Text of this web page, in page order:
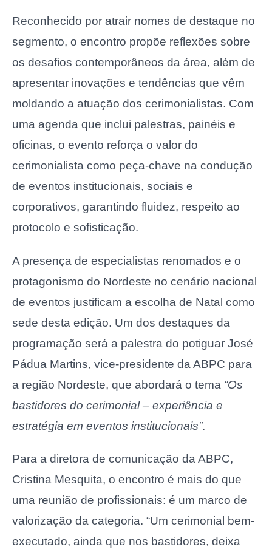
Reconhecido por atrair nomes de destaque no
segmento, o encontro propõe reflexões sobre
os desafios contemporâneos da área, além de
apresentar inovações e tendências que vêm
moldando a atuação dos cerimonialistas. Com
uma agenda que inclui palestras, painéis e
oficinas, o evento reforça o valor do
cerimonialista como peça-chave na condução
de eventos institucionais, sociais e
corporativos, garantindo fluidez, respeito ao
protocolo e sofisticação.
A presença de especialistas renomados e o
protagonismo do Nordeste no cenário nacional
de eventos justificam a escolha de Natal como
sede desta edição. Um dos destaques da
programação será a palestra do potiguar José
Pádua Martins, vice-presidente da ABPC para
a região Nordeste, que abordará o tema “Os
bastidores do cerimonial – experiência e
estratégia em eventos institucionais”.
Para a diretora de comunicação da ABPC,
Cristina Mesquita, o encontro é mais do que
uma reunião de profissionais: é um marco de
valorização da categoria. “Um cerimonial bem-
executado, ainda que nos bastidores, deixa